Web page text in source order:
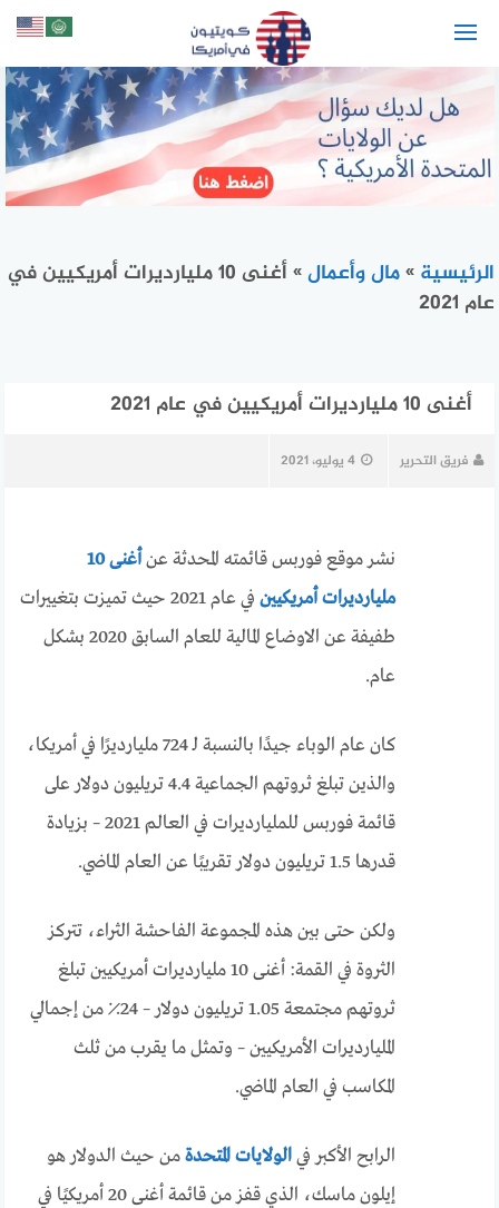
الرئيسية »مال وأعمال»
أغنى 10 مليارديرات أمريكيين في
عام 2021
أغنى 10 مليارديرات أمريكيين في عام 2021
فريق التحرير 4 يوليو، 2021
نشر موقع فوربس قائمته المحدثة عن
أغنى 10
مليارديرات أمريكيين
في عام 2021 حيث تميزت بتغييرات
طفيفة عن الاوضاع المالية للعام السابق 2020 بشكل
عام.
كان عام الوباء جيدًا بالنسبة لـ 724 مليارديرًا في أمريكا،
والذين تبلغ ثروتهم الجماعية 4.4 تريليون دولار على
قائمة فوربس للمليارديرات في العالم 2021 – بزيادة
قدرها 1.5 تريليون دولار تقريبًا عن العام الماضي.
ولكن حتى بين هذه المجموعة الفاحشة الثراء، تتركز
الثروة في القمة: أغنى 10 مليارديرات أمريكيين تبلغ
ثروتهم مجتمعة 1.05 تريليون دولار – 24٪ من إجمالي
المليارديرات الأمريكيين – وتمثل ما يقرب من ثلث
المكاسب في العام الماضي.
الرابح الأكبر فيالولايات المتحدةمن حيث الدولار هو
إيلون ماسك، الذي قفز من قائمة أغنى 20 أمريكيًا في